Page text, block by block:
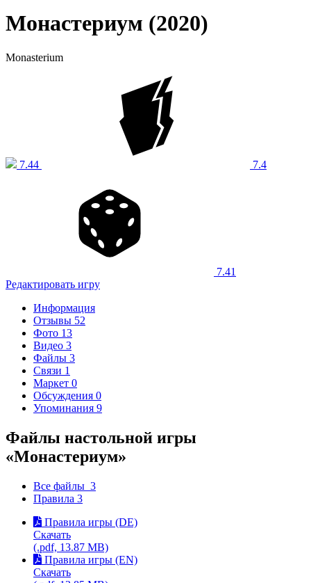
Монастериум (2020)
Monasterium
7.44 7.4
7.41
Редактировать игру
Информация
Отзывы 52
Фото 13
Видео 3
Файлы 3
Связи 1
Маркет 0
Обсуждения 0
Упоминания 9
Файлы настольной игры
«Монастериум»
Все файлы 3
Правила 3
Правила игры (DE)
Скачать
(.pdf, 13.87 MB)
Правила игры (EN)
Скачать